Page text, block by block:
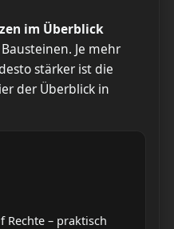
im Überblick
Je mehr
stärker ist die
der Überblick in
Rechte – praktisch